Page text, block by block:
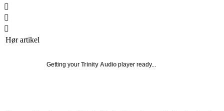
Hør artikel
Getting your Trinity Audio player ready...